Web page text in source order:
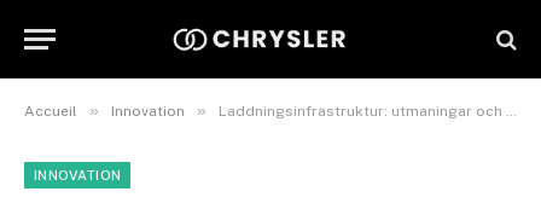
Accueil » Innovation » Laddningsinfrastruktur: utmaningar och lösningar för hållbar mobilitet
INNOVATION